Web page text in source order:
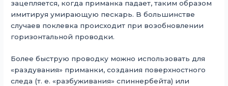
зацепляется, когда приманка падает, таким образом
имитируя умирающую пескарь. В большинстве
случаев поклевка происходит при возобновлении
горизонтальной проводки.
Более быструю проводку можно использовать для
«раздувания» приманки, создания поверхностного
следа (т. е. «разбуживания» спиннербейта) или